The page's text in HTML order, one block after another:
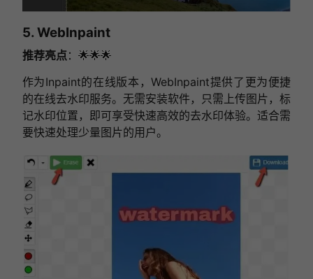
5. WebInpaint
推荐亮点 ：🌟🌟🌟
作为Inpaint的在线版本，WebInpaint提供了更为便捷
的在线去水印服务。无需安装软件，只需上传图片，标
记水印位置，即可享受快速高效的去水印体验。适合需
要快速处理少量图片的用户。